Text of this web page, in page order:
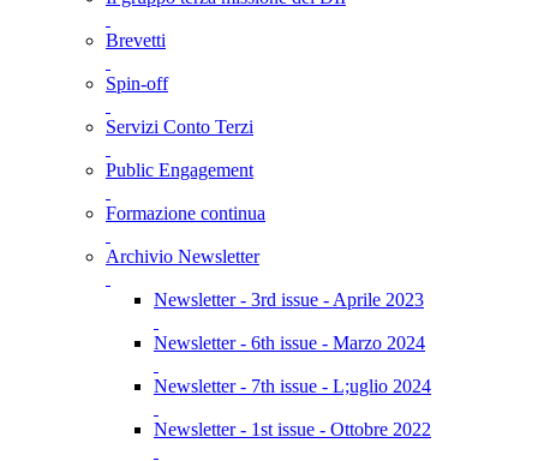
Brevetti
Spin-off
Servizi Conto Terzi
Public Engagement
Formazione continua
Archivio Newsletter
Newsletter - 3rd issue - Aprile 2023
Newsletter - 6th issue - Marzo 2024
Newsletter - 7th issue - L;uglio 2024
Newsletter - 1st issue - Ottobre 2022